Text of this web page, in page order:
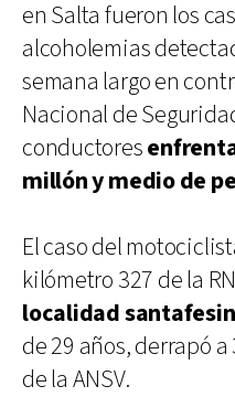
en Salta fueron los
alcoholemias
semana largo en
Nacional de
conductores
millón y medio de
El caso del
kilómetro 327 de la
localidad
de 29 años, derrapó
de la ANSV.